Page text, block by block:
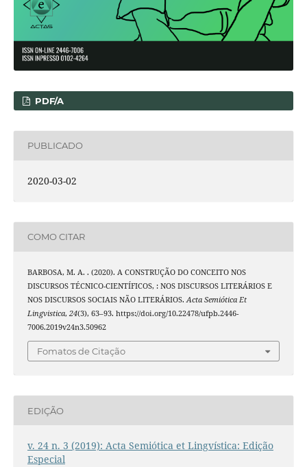
PDF/A
PUBLICADO
2020-03-02
COMO CITAR
BARBOSA, M. A. . (2020). A CONSTRUÇÃO DO CONCEITO NOS
DISCURSOS TÉCNICO-CIENTÍFICOS, : NOS DISCURSOS LITERÁRIOS E
NOS DISCURSOS SOCIAIS NÃO LITERÁRIOS. Acta Semiótica Et
Lingvistica, 24(3), 63–93. https://doi.org/10.22478/ufpb.2446-
7006.2019v24n3.50962
Fomatos de Citação
EDIÇÃO
v. 24 n. 3 (2019): Acta Semiótica et Lingvística: Edição
Especial